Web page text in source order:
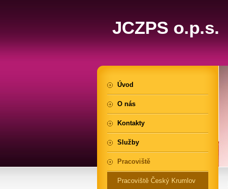
JCZPS o.p.s.
Úvod
O nás
Kontakty
Služby
Pracoviště
Pracoviště Český Krumlov